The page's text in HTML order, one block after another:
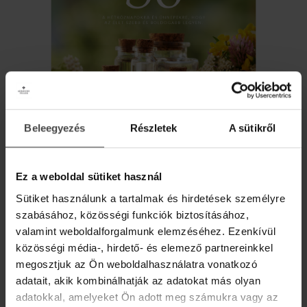
Beleegyezés Részletek A sütikről
Ez a weboldal sütiket használ
Sütiket használunk a tartalmak és hirdetések személyre
szabásához, közösségi funkciók biztosításához,
valamint weboldalforgalmunk elemzéséhez. Ezenkívül
közösségi média-, hirdető- és elemező partnereinkkel
megosztjuk az Ön weboldalhasználatra vonatkozó
adatait, akik kombinálhatják az adatokat más olyan
adatokkal, amelyeket Ön adott meg számukra vagy az
FRISSÜLŐ ILLÓOLAJKEVERÉK
Illóolajkeverék szaunázáshoz, masszázshoz, vagy
4 590 Ft
MEGNÉZEM
AJÁNDÉK DIGITÁLIS
ILLÓOLAJ RECEPTKÖNYV!
Iratkozz fel hírlevelünkre, és ajándékba adjuk
online recepteskönyvünket 36 inspiráló ötlettel,
hogy az élet szebb és kiegyensúlyozottabb
legyen.
Üdvözlő meglepetésként pedig egy
10%-os
kedvezménykupontis rejtettünk a levélbe.